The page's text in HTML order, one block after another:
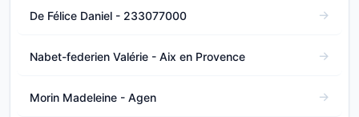
De Félice Daniel - 233077000
Nabet-federien Valérie - Aix en Provence
Morin Madeleine - Agen